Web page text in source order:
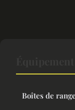
Boîtes de